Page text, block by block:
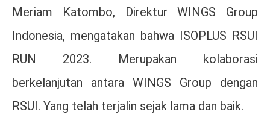
Meriam Katombo, Direktur WINGS Group
Indonesia, mengatakan bahwa ISOPLUS RSUI
RUN 2023. Merupakan kolaborasi
berkelanjutan antara WINGS Group dengan
RSUI. Yang telah terjalin sejak lama dan baik.